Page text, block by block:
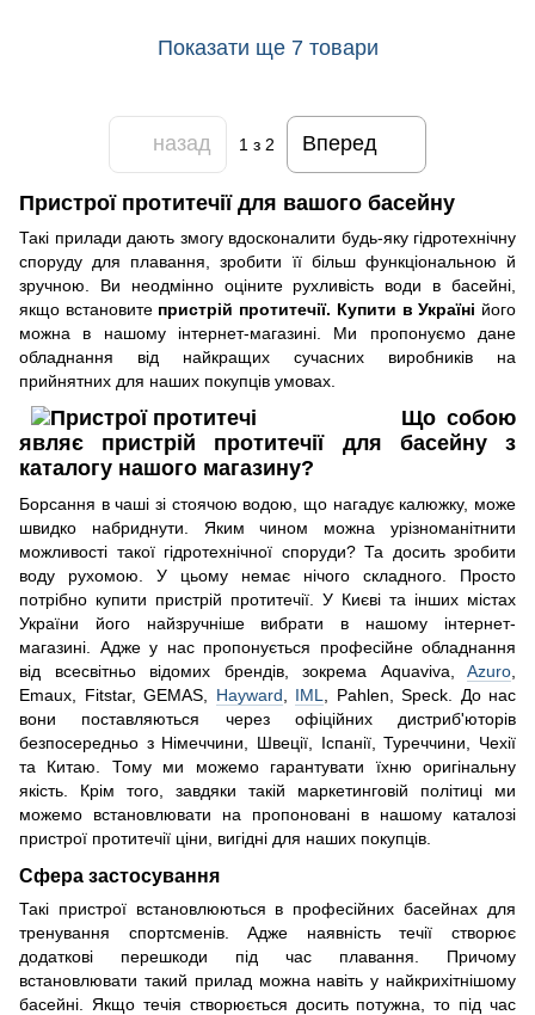
Показати ще 7 товари
назад 1 з 2 Вперед
Пристрої протитечії для вашого басейну
Такі прилади дають змогу вдосконалити будь-яку гідротехнічну
споруду для плавання, зробити її більш функціональною й
зручною. Ви неодмінно оціните рухливість води в басейні,
якщо встановите пристрій протитечії. Купити в Україні його
можна в нашому інтернет-магазині. Ми пропонуємо дане
обладнання від найкращих сучасних виробників на
прийнятних для наших покупців умовах.
Що собою
являє пристрій протитечії для басейну з
каталогу нашого магазину?
Борсання в чаші зі стоячою водою, що нагадує калюжку, може
швидко набриднути. Яким чином можна урізноманітнити
можливості такої гідротехнічної споруди? Та досить зробити
воду рухомою. У цьому немає нічого складного. Просто
потрібно купити пристрій протитечії. У Києві та інших містах
України його найзручніше вибрати в нашому інтернет-
магазині. Адже у нас пропонується професійне обладнання
від всесвітньо відомих брендів, зокрема Aquaviva, Azuro
Emaux, Fitstar, GEMAS, Hayward IML
, Pahlen, Speck. До нас
вони поставляються через офіційних дистриб'юторів
безпосередньо з Німеччини, Швеції, Іспанії, Туреччини, Чехії
та Китаю. Тому ми можемо гарантувати їхню оригінальну
якість. Крім того, завдяки такій маркетинговій політиці ми
можемо встановлювати на пропоновані в нашому каталозі
пристрої протитечії ціни, вигідні для наших покупців.
Сфера застосування
Такі пристрої встановлюються в професійних басейнах для
тренування спортсменів. Адже наявність течії створює
додаткові перешкоди під час плавання. Причому
встановлювати такий прилад можна навіть у найкрихітнішому
басейні. Якщо течія створюється досить потужна, то під час